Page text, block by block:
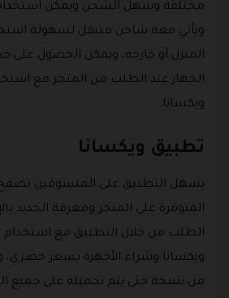
مختلفة وسهل الشحن ويمكن
ويأتي معه شاحن متنقل لسهولة
المنزل أو خارجه، ويمكن الحصول
الجهاز عند الطلب من المتجر مع
ويكسانا.
تطبيق ويكسانا
يسهل التطبيق على المتسوقين تصفح
المتوفرة على المتجر ومعرفة الجديد
الطلب من خلال التطبيق مع
ويكسانا وشراء الأجهزة بسعر حصري،
من نسخة حتى يتم تحميله على جميع